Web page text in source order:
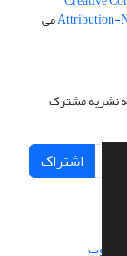
Attribution-می
نشریه مشترک
اشتراک
سیناوب